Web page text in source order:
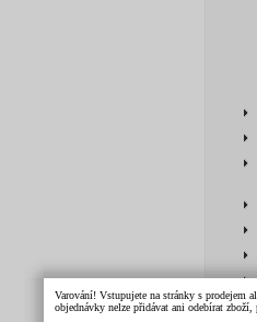
Varování! Vstupujete na stránky s prodejem
objednávky nelze přidávat ani odebírat